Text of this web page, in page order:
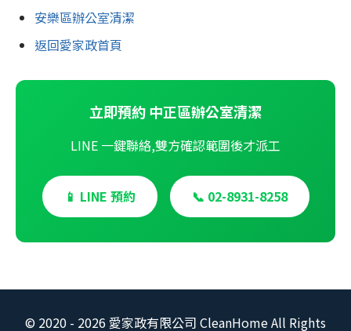
安樂區辦公室清潔
返回愛家政首頁
立即預約 中正區辦公室清潔
LINE 一鍵聯絡,雙方確認範圍後才派工
📱 LINE 預約 📞 02-8931-8258
© 2020 - 2026 愛家政有限公司 CleanHome All Rights